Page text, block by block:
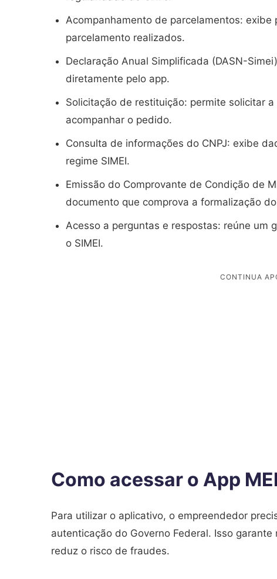
Acompanhamento de parcelamentos:
parcelamento realizados.
Declaração Anual Simplificada (DASN-
diretamente pelo app.
Solicitação de restituição: permite solicitar
acompanhar o pedido.
Consulta de informações do CNPJ: exibe
regime SIMEI.
Emissão do Comprovante de Condição de
documento que comprova a formalização do
Acesso a perguntas e respostas: reúne um
o SIMEI.
Como acessar o App
Para utilizar o aplicativo, o empreendedor
autenticação do Governo Federal. Isso
reduz o risco de fraudes.